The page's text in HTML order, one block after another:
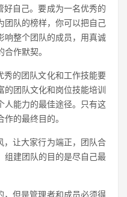
好自己。要成为一名优秀的
团队的榜样，你可以把自己
响整个团队的成员，用真诚
作默契。
秀的团队文化和工作技能要
的团队文化和岗位技能培训
人能力的最佳途径。只有这
的最终目的。
，让大家行为端正，团队合
组建团队的目的是尽自己最
，但是管理者和成员必须得